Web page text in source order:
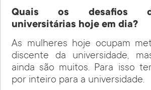
Quais os desafios
universitárias hoje em dia?
As mulheres hoje ocupam
discente da universidade,
ainda são muitos. Para isso
por inteiro para a universidade.